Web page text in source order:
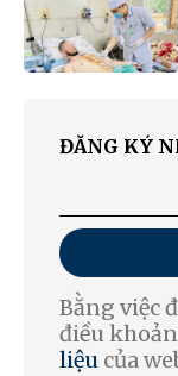
ĐĂNG KÝ
Bằng việc
điều
liệu của